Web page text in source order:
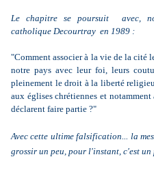
Le chapitre se poursuit avec,
catholique Decourtray en 1989 :
"Comment associer à la vie de la cité
notre pays avec leur foi, leurs
pleinement le droit à la liberté
aux églises chrétiennes et
déclarent faire partie ?"
Avec cette ultime falsification... la
grossir un peu, pour l'instant, c'est